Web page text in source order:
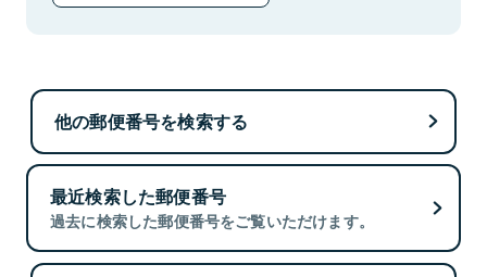
他の郵便番号を検索する
最近検索した郵便番号
過去に検索した郵便番号をご覧いただけます。